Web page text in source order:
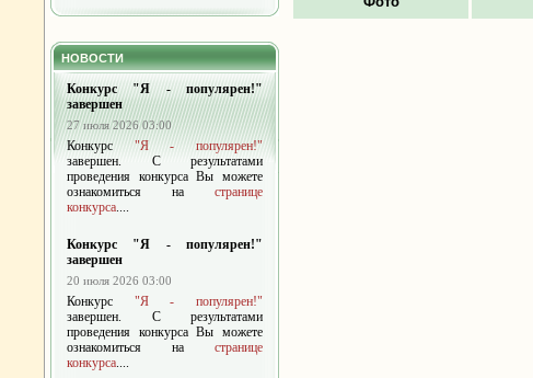
НОВОСТИ
Конкурс "Я - популярен!"
завершен
27 июля 2026 03:00
Конкурс"Я - популярен!"
завершен. С результатами
проведения конкурса Вы можете
ознакомиться на странице
конкурса....
Конкурс "Я - популярен!"
завершен
20 июля 2026 03:00
Конкурс "Я - популярен!"
завершен. С результатами
проведения конкурса Вы можете
ознакомиться на странице
конкурса....